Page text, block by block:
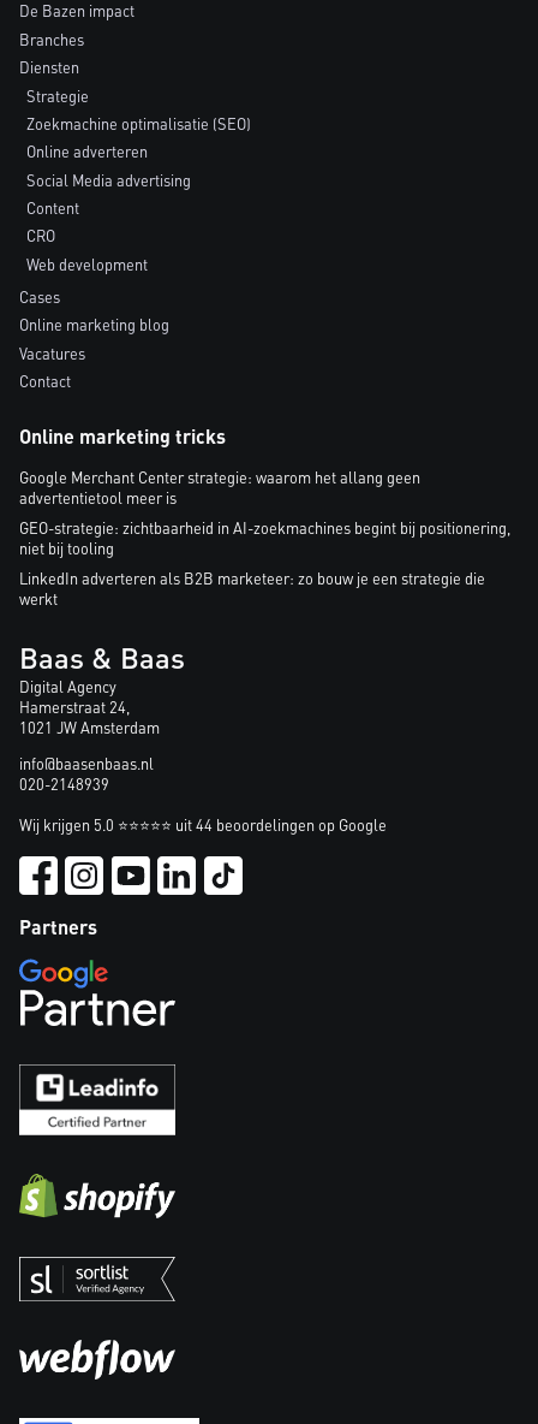
De Bazen impact
Branches
Diensten
Strategie
Zoekmachine optimalisatie (SEO)
Online adverteren
Social Media advertising
Content
CRO
Web development
Cases
Online marketing blog
Vacatures
Contact
Online marketing tricks
Google Merchant Center strategie: waarom het allang geen
advertentietool meer is
GEO-strategie: zichtbaarheid in AI-zoekmachines begint bij positionering,
niet bij tooling
LinkedIn adverteren als B2B marketeer: zo bouw je een strategie die
werkt
Baas & Baas
Digital Agency
Hamerstraat 24,
1021 JW Amsterdam
info@baasenbaas.nl
020-2148939
Wij krijgen 5.0 ⭐⭐⭐⭐⭐ uit 44 beoordelingen op Google
Partners